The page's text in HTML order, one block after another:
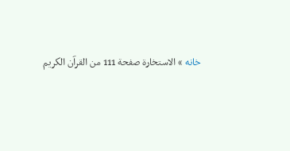
خانه»الاستخارة صفحة 111 من القرآن الكريم